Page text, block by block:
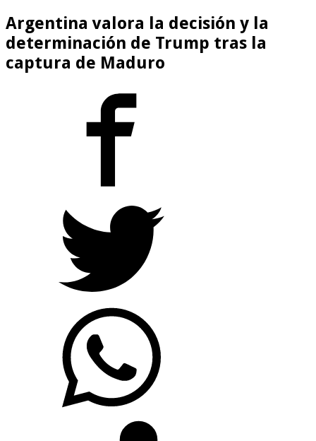
Argentina valora la decisión y la
determinación de Trump tras la
captura de Maduro